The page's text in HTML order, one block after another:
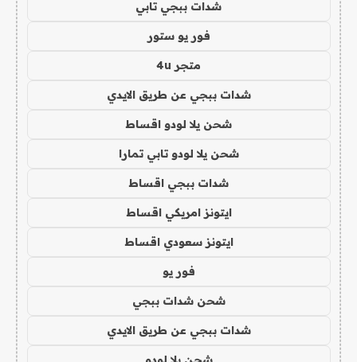
شدات ببجي تابي
فور يو ستور
متجر 4u
شدات ببجي عن طريق الايدي
شحن يلا لودو اقساط
شحن يلا لودو تابي تمارا
شدات ببجي اقساط
ايتونز امريكي اقساط
ايتونز سعودي اقساط
فور يو
شحن شدات ببجي
شدات ببجي عن طريق الايدي